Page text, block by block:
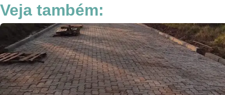
Veja também: